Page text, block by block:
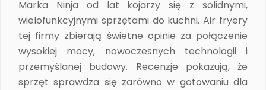
Marka Ninja od lat kojarzy się z solidnymi,
wielofunkcyjnymi sprzętami do kuchni. Air fryery
tej firmy zbierają świetne opinie za połączenie
wysokiej mocy, nowoczesnych technologii i
przemyślanej budowy. Recenzje pokazują, że
sprzęt sprawdza się zarówno w gotowaniu dla